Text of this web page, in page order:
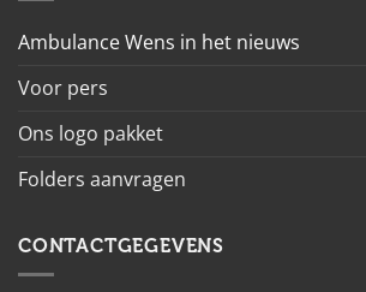
Ambulance Wens in het nieuws
Voor pers
Ons logo pakket
Folders aanvragen
CONTACTGEGEVENS